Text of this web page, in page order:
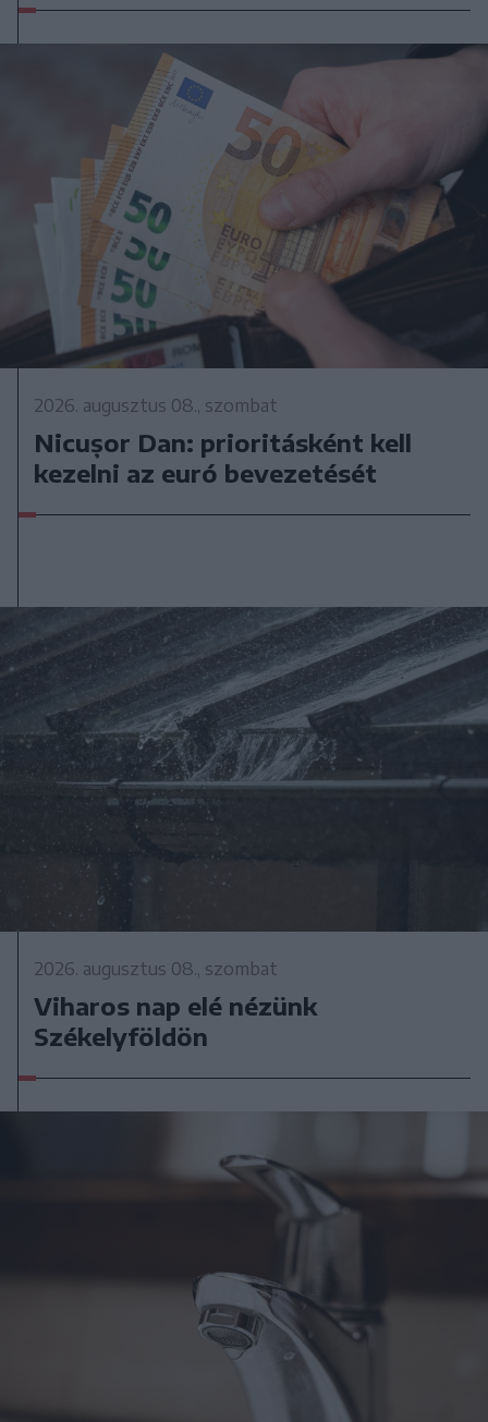
2026. augusztus 08., szombat
Nicușor Dan: prioritásként kell
kezelni az euró bevezetését
2026. augusztus 08., szombat
Viharos nap elé nézünk
Székelyföldön